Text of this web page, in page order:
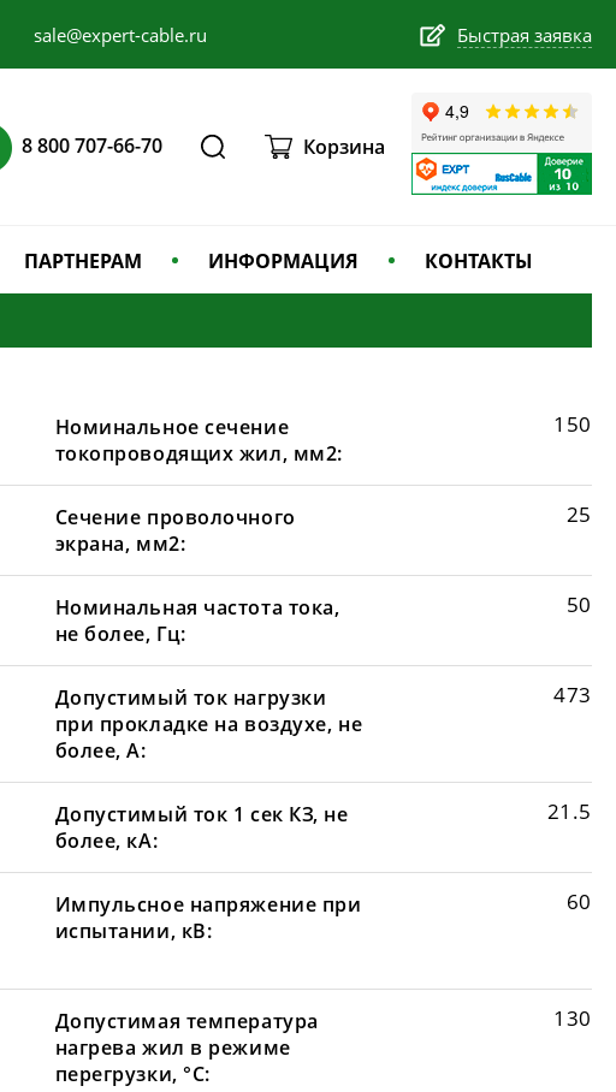
sale@expert-cable.ru Быстрая заявка
8 800 707-66-70 Корзина
ПАРТНЕРАМ ИНФОРМАЦИЯ КОНТАКТЫ
Номинальное сечение
токопроводящих жил, мм2:
150
Сечение проволочного
экрана, мм2:
25
Номинальная частота тока,
не более, Гц:
50
Допустимый ток нагрузки
при прокладке на воздухе, не
более, А:
473
Допустимый ток 1 сек КЗ, не
более, кА:
21.5
Импульсное напряжение при
испытании, кВ:
60
Допустимая температура
нагрева жил в режиме
перегрузки, °С:
130